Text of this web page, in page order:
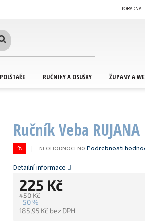
PORADNA
RUČNÍKY A OSUŠKY ŽUPANY A
Ručník Veba
%
PRŮMĚRNÉ
PRODUKTU
JE
0,0
Z
5
NEOHODNOCENO Podrobnosti
450 Kč
–50 %
225 Kč
185,95 Kč bez DPH
Detailní informace